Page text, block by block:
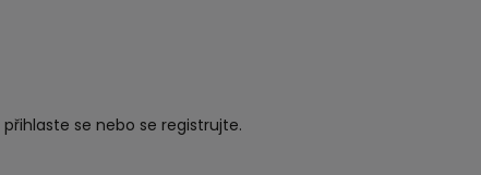
přihlaste se nebo se registrujte.